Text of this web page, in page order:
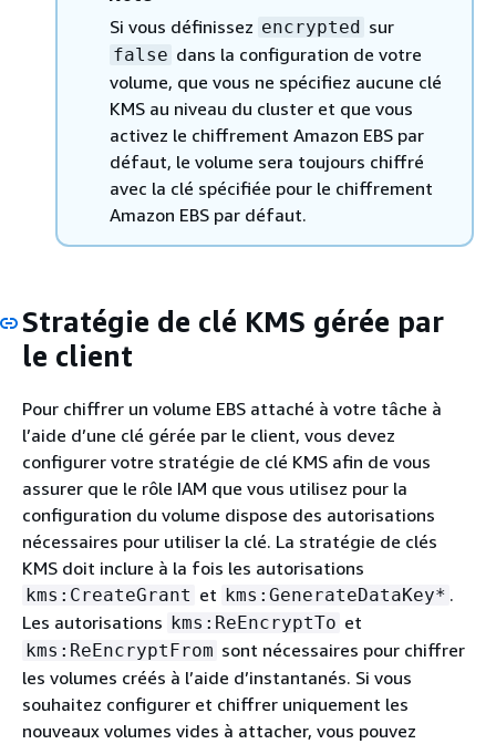
Si vous définissez encrypted sur
false dans la configuration de votre
volume, que vous ne spécifiez aucune clé
KMS au niveau du cluster et que vous
activez le chiffrement Amazon EBS par
défaut, le volume sera toujours chiffré
avec la clé spécifiée pour le chiffrement
Amazon EBS par défaut.
Stratégie de clé KMS gérée par
le client
Pour chiffrer un volume EBS attaché à votre tâche à
l’aide d’une clé gérée par le client, vous devez
configurer votre stratégie de clé KMS afin de vous
assurer que le rôle IAM que vous utilisez pour la
configuration du volume dispose des autorisations
nécessaires pour utiliser la clé. La stratégie de clés
KMS doit inclure à la fois les autorisations
kms:CreateGrant et kms:GenerateDataKey* .
Les autorisations kms:ReEncryptTo et
kms:ReEncryptFrom sont nécessaires pour chiffrer
les volumes créés à l’aide d’instantanés. Si vous
souhaitez configurer et chiffrer uniquement les
nouveaux volumes vides à attacher, vous pouvez